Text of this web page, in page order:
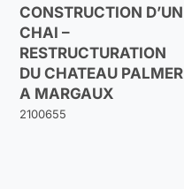
CONSTRUCTION D’UN
CHAI –
RESTRUCTURATION
DU CHATEAU PALMER
A MARGAUX
2100655